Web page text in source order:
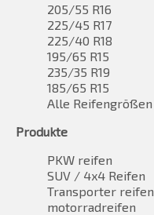
205/55 R16
225/45 R17
225/40 R18
195/65 R15
235/35 R19
185/65 R15
Alle Reifengrößen
Produkte
PKW reifen
SUV / 4x4 Reifen
Transporter reifen
motorradreifen